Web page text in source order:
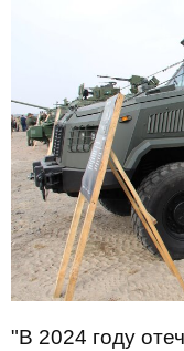
"В 2024 году